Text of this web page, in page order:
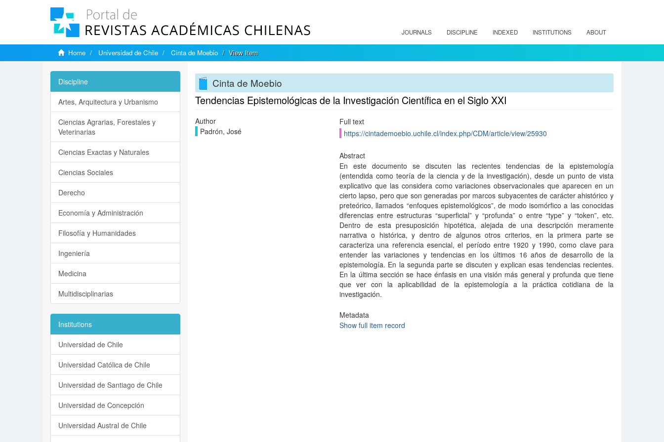
JOURNALS DISCIPLINE INDEXED INSTITUTIONS ABOUT
Home Universidad de Chile Cinta de Moebio View Item
Cinta de Moebio
Tendencias Epistemológicas de la Investigación Científica en el Siglo XXI
Author
Padrón, José
Full text
https://cintademoebio.uchile.cl/index.php/CDM/article/view/25930
Abstract
En este documento se discuten las recientes tendencias de la epistemología
(entendida como teoría de la ciencia y de la investigación), desde un punto de vista
explicativo que las considera como variaciones observacionales que aparecen en un
cierto lapso, pero que son generadas por marcos subyacentes de carácter ahistórico y
preteórico, llamados “enfoques epistemológicos”, de modo isomórfico a las conocidas
diferencias entre estructuras “superficial” y “profunda” o entre “type” y “token”, etc.
Dentro de esta presuposición hipotética, alejada de una descripción meramente
narrativa o histórica, y dentro de algunos otros criterios, en la primera parte se
caracteriza una referencia esencial, el período entre 1920 y 1990, como clave para
entender las variaciones y tendencias en los últimos 16 años de desarrollo de la
epistemología. En la segunda parte se discuten y explican esas tendencias recientes.
En la última sección se hace énfasis en una visión más general y profunda que tiene
que ver con la aplicabilidad de la epistemología a la práctica cotidiana de la
investigación.
Metadata
Show full item record
Discipline
Artes, Arquitectura y Urbanismo
Ciencias Agrarias, Forestales y
Veterinarias
Ciencias Exactas y Naturales
Ciencias Sociales
Derecho
Economía y Administración
Filosofía y Humanidades
Ingeniería
Medicina
Multidisciplinarias
Institutions
Universidad de Chile
Universidad Católica de Chile
Universidad de Santiago de Chile
Universidad de Concepción
Universidad Austral de Chile